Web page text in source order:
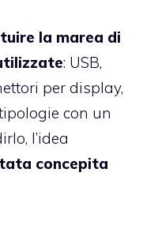
la marea di
: USB,
per display,
con un
l’idea
concepita